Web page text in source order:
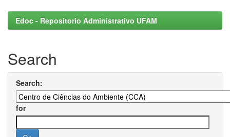
Edoc - Repositorio Administrativo UFAM
Search
Search:
for